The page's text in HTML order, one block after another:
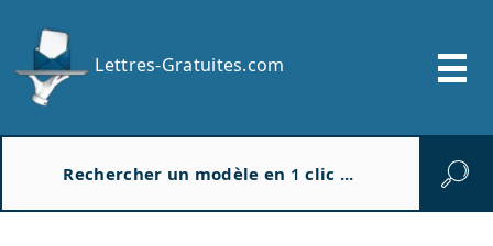
Lettres-Gratuites.com